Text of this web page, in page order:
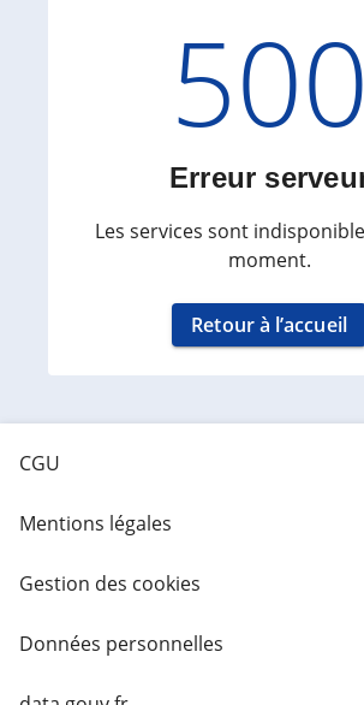
500
Erreur
Les services sont
moment.
Retour à l’accueil
CGU
Mentions légales
Gestion des cookies
Données personnelles